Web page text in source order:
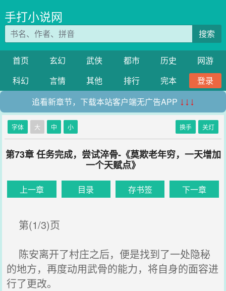
手打小说网
搜索
首页 玄幻 武侠 都市 历史
网游
科幻
言情 其他 排行 完本
登录
追看新章节，下载本站客户端无广告APP ↓↓↓
字体 大 中 小 换手 关灯
第73章 任务完成，尝试淬骨-《莫欺老年穷，一天增加
一个天赋点》
上一章 目录 存书签 下一章
第(1/3)页
陈安离开了村庄之后，便是找到了一处隐秘
的地方，再度动用武骨的能力，将自身的面容进
行了更改。